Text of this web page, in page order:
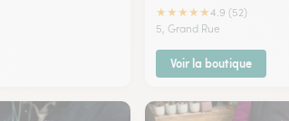
★★★★★4.9 (52)
5, Grand Rue
Voir la boutique